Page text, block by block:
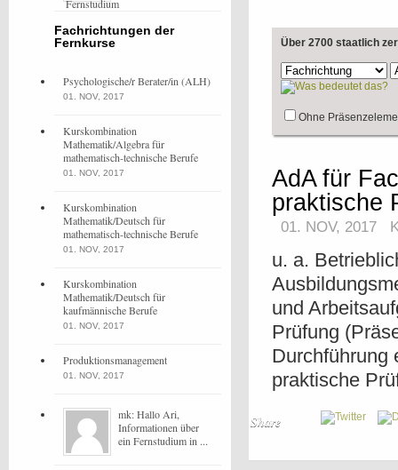
Über 2700 staatlich
Ohne
AdA für
praktische
01. NOV, 2017
u. a.
und
Prüfung
Durchführung
praktische
Share
Fachrichtungen der
Fernkurse
Psychologische/r Berater/in (ALH)
01. NOV, 2017
Kurskombination
Mathematik/Algebra für
mathematisch-technische Berufe
01. NOV, 2017
Kurskombination
Mathematik/Deutsch für
mathematisch-technische Berufe
01. NOV, 2017
Kurskombination
Mathematik/Deutsch für
kaufmännische Berufe
01. NOV, 2017
Produktionsmanagement
01. NOV, 2017
mk: Hallo Ari,
Informationen über
ein Fernstudium in ...